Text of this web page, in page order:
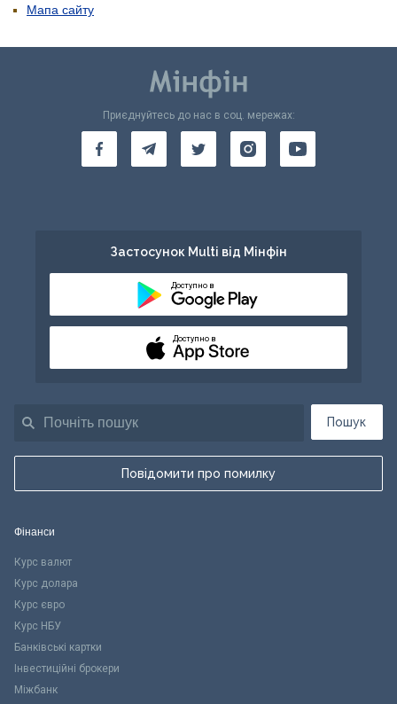
Мапа сайту
Пошук
Повідомити про помилку
Приєднуйтесь до нас в соц. мережах:
Застосунок Multi від Мінфін
Доступно в
Доступно в
Фінанси
Курс валют
Курс долара
Курс євро
Курс НБУ
Банківські картки
Інвестиційні брокери
Міжбанк